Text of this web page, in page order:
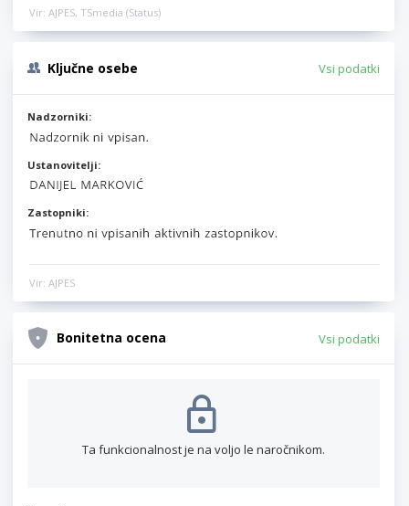
Vir: AJPES, TSmedia (Status)
Ključne osebe Vsi podatki
Nadzorniki:
Ustanovitelji:
Zastopniki:
Vir: AJPES
Bonitetna ocena Vsi podatki
Ta funkcionalnost je na voljo le naročnikom.